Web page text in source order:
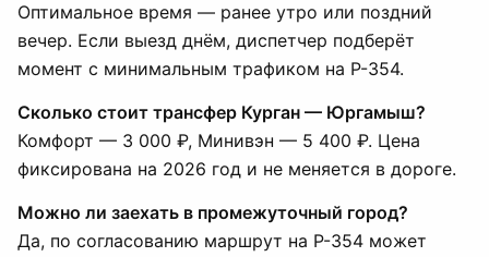
Оптимальное время — ранее утро или поздний
вечер. Если выезд днём, диспетчер подберёт
момент с минимальным трафиком на Р-354.
Сколько стоит трансфер Курган — Юргамыш?
Комфорт — 3 000 ₽, Минивэн — 5 400 ₽. Цена
фиксирована на 2026 год и не меняется в дороге.
Можно ли заехать в промежуточный город?
Да, по согласованию маршрут на Р-354 может